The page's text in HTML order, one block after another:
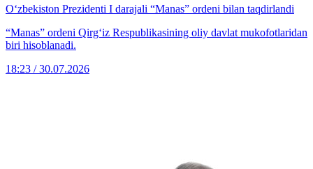
O‘zbekiston Prezidenti I darajali “Manas” ordeni bilan taqdirlandi
“Manas” ordeni Qirg‘iz Respublikasining oliy davlat mukofotlaridan
biri hisoblanadi.
18:23 / 30.07.2026